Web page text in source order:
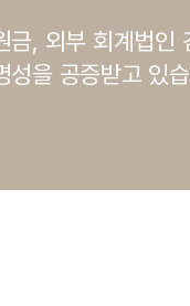
금, 외부 회계법인
성을 공증받고 있